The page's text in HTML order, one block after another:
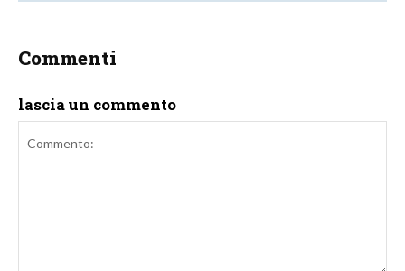
Commenti
lascia un commento